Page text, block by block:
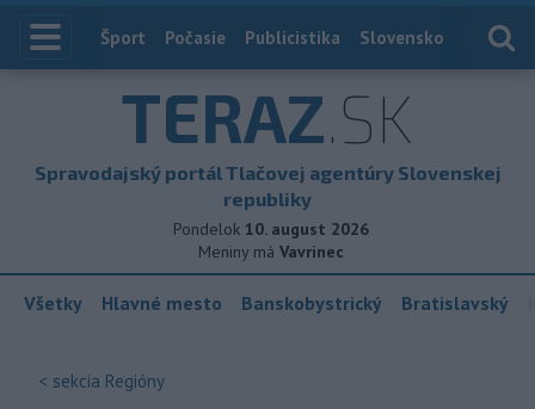
Index
Šport Počasie Publicistika Slovensko
TERAZ.SK
Spravodajský portál Tlačovej agentúry Slovenskej
republiky
Pondelok 10. august 2026
Meniny má Vavrinec
Všetky Hlavné mesto Banskobystrický Bratislavský
< sekcia Regióny